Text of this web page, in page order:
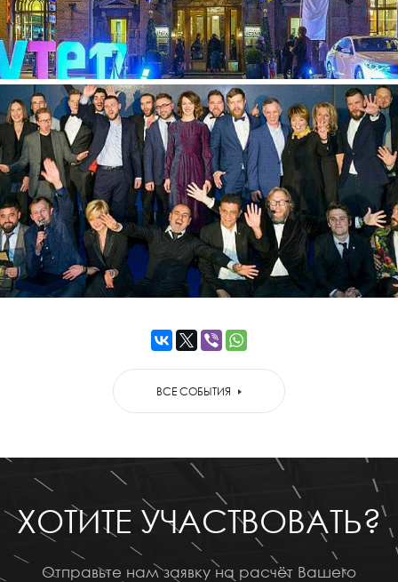
ВСЕ СОБЫТИЯ
ХОТИТЕ УЧАСТВОВАТЬ?
Отправьте нам заявку на расчёт Вашего